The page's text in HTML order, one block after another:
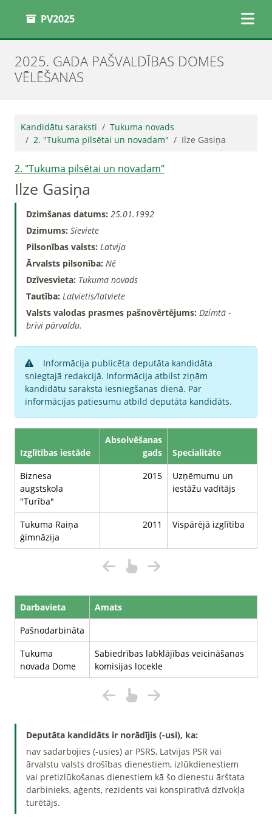
PV2025
2025. GADA PAŠVALDĪBAS DOMES
VĒLĒŠANAS
Kandidātu saraksti
Tukuma novads
2. "Tukuma pilsētai un novadam"
Ilze Gasiņa
2. "Tukuma pilsētai un novadam"
Ilze Gasiņa
Dzimšanas datums: 25.01.1992
Dzimums: Sieviete
Pilsonības valsts: Latvija
Ārvalsts pilsonība: Nē
Dzīvesvieta: Tukuma novads
Tautība: Latvietis/latviete
Valsts valodas prasmes pašnovērtējums: Dzimtā -
brīvi pārvaldu.
Informācija publicēta deputāta kandidāta
sniegtajā redakcijā. Informācija atbilst ziņām
kandidātu saraksta iesniegšanas dienā. Par
informācijas patiesumu atbild deputāta kandidāts.
Izglītības iestāde
Absolvēšanas
gads
Specialitāte
Biznesa
augstskola
"Turība"
2015
Uzņēmumu un
iestāžu vadītājs
Tukuma Raiņa
ģimnāzija
2011 Vispārējā izglītība
Darbavieta
Amats
Pašnodarbināta
Tukuma
novada Dome
Sabiedrības labklājības veicināšanas
komisijas locekle
Deputāta kandidāts ir norādījis (-usi), ka:
nav sadarbojies (-usies) ar PSRS, Latvijas PSR vai
ārvalstu valsts drošības dienestiem, izlūkdienestiem
vai pretizlūkošanas dienestiem kā šo dienestu ārštata
darbinieks, aģents, rezidents vai konspiratīvā dzīvokļa
turētājs.